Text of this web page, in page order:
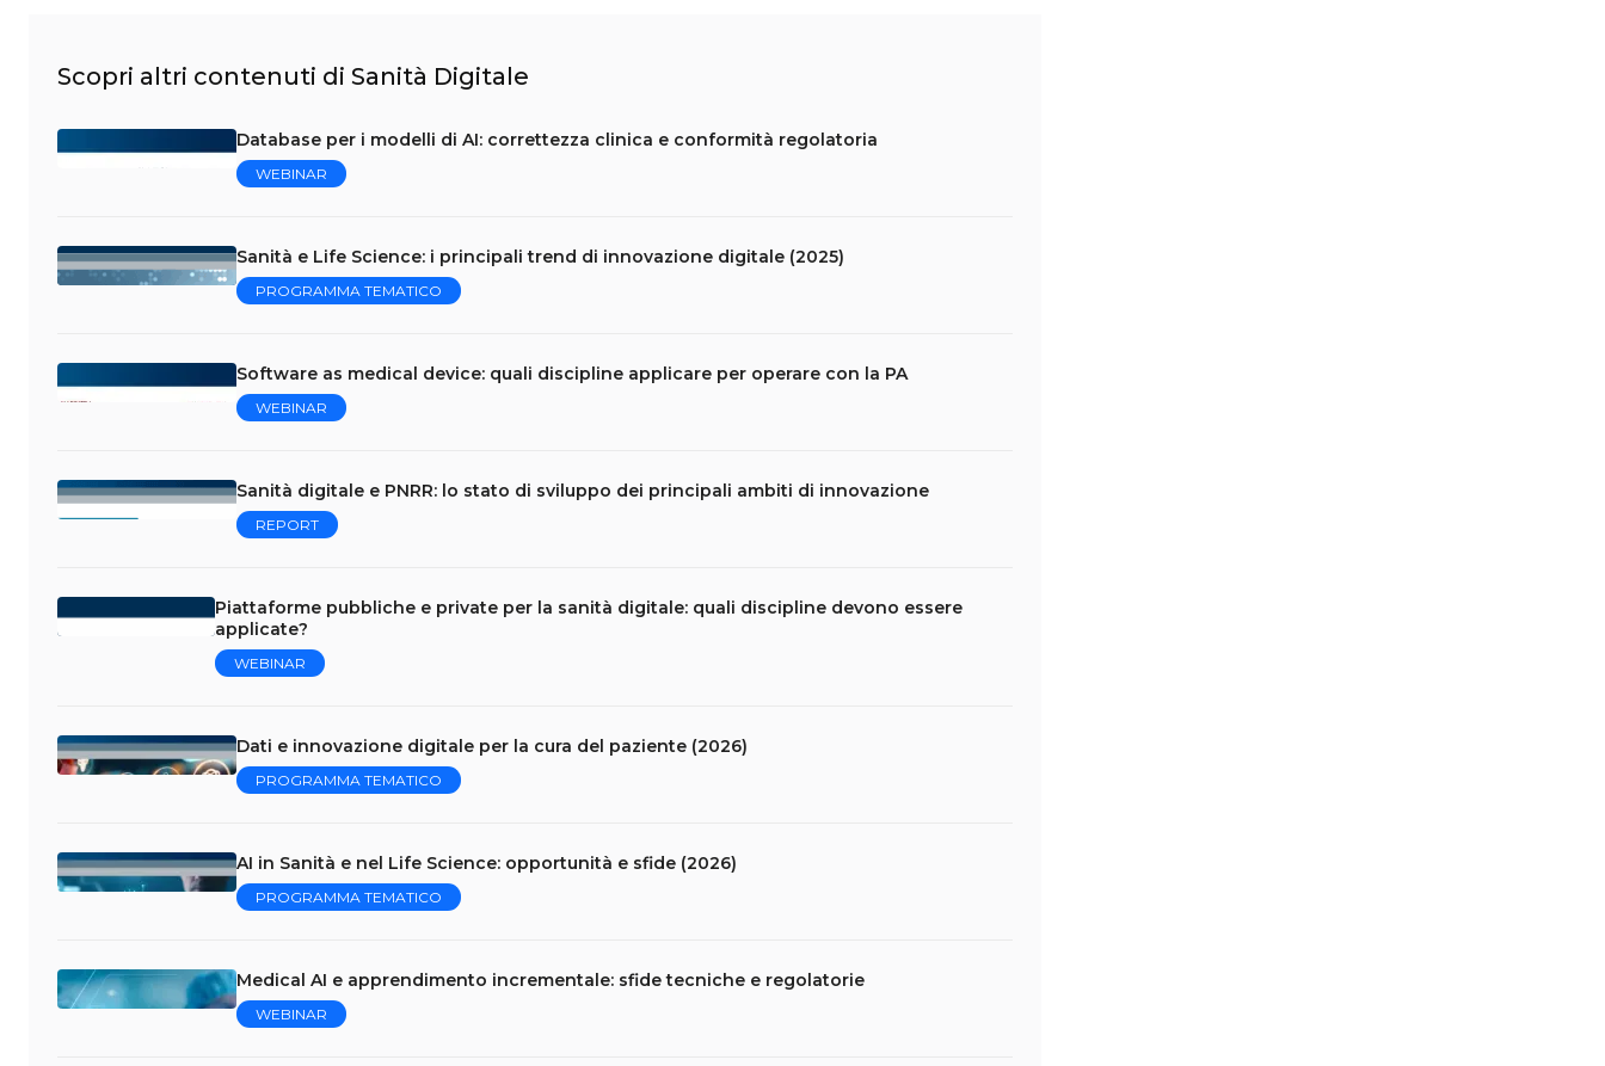
Scopri altri contenuti di Sanità Digitale
Database per i modelli di AI: correttezza clinica e conformità regolatoria
WEBINAR
Sanità e Life Science: i principali trend di innovazione digitale (2025)
PROGRAMMA TEMATICO
Software as medical device: quali discipline applicare per operare con la PA
WEBINAR
Sanità digitale e PNRR: lo stato di sviluppo dei principali ambiti di innovazione
REPORT
Piattaforme pubbliche e private per la sanità digitale: quali discipline devono essere
applicate?
WEBINAR
Dati e innovazione digitale per la cura del paziente (2026)
PROGRAMMA TEMATICO
AI in Sanità e nel Life Science: opportunità e sfide (2026)
PROGRAMMA TEMATICO
Medical AI e apprendimento incrementale: sfide tecniche e regolatorie
WEBINAR